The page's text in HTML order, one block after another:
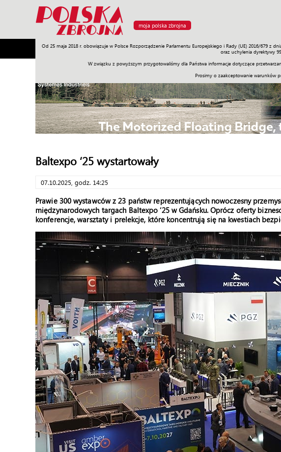
moja polska zbrojna
Od 25 maja 2018 r. obowiązuje w Polsce Rozporządzenie Parlamentu Europejskiego i Rady (UE) 2016/679
oraz uchylenia dyrektywy
W związku z powyższym przygotowaliśmy dla Państwa informacje dotyczące
Prosimy o zaakceptowanie warunków
Armia Poligon Sprzęt Misje Polityka Prawo Świat
Baltexpo ‘25 wystartowały
07.10.2025, godz. 14:25
Prawie 300 wystawców z 23 państw reprezentujących nowoczesny
międzynarodowych targach Baltexpo ‘25 w Gdańsku. Oprócz oferty
konferencje, warsztaty i prelekcje, które koncentrują się na kwestiach